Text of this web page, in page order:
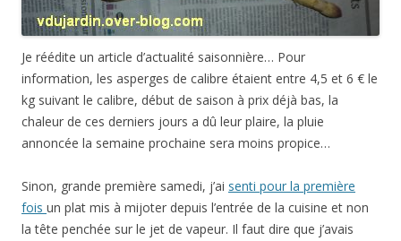
Je réédite un article d’actualité saisonnière… Pour
information, les asperges de calibre étaient entre 4,5 et 6 € le
kg suivant le calibre, début de saison à prix déjà bas, la
chaleur de ces derniers jours a dû leur plaire, la pluie
annoncée la semaine prochaine sera moins propice…
Sinon, grande première samedi, j’ai senti pour la première
fois un plat mis à mijoter depuis l’entrée de la cuisine et non
la tête penchée sur le jet de vapeur. Il faut dire que j’avais